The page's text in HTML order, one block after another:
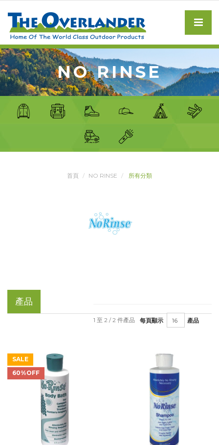
NO RINSE
首頁 NO RINSE 所有分類
產品
每頁顯示 產品
1 至 2 / 2 件產品
SALE
60%OFF